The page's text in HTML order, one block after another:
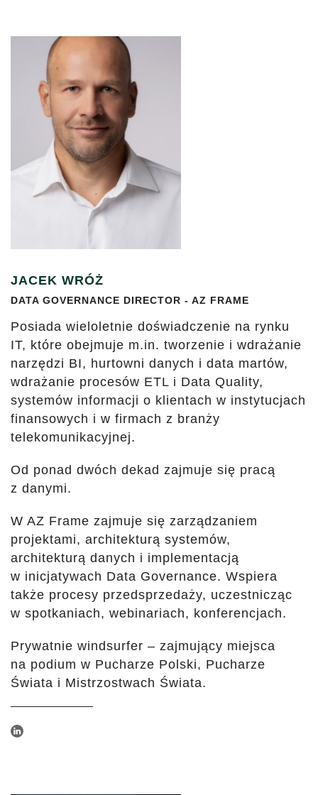
JACEK WRÓŻ
DATA GOVERNANCE DIRECTOR - AZ FRAME
Posiada wieloletnie doświadczenie na rynku
IT, które obejmuje m.in. tworzenie i wdrażanie
narzędzi BI, hurtowni danych i data martów,
wdrażanie procesów ETL i Data Quality,
systemów informacji o klientach w instytucjach
finansowych i w firmach z branży
telekomunikacyjnej.
Od ponad dwóch dekad zajmuje się pracą
z danymi.
W AZ Frame zajmuje się zarządzaniem
projektami, architekturą systemów,
architekturą danych i implementacją
w inicjatywach Data Governance. Wspiera
także procesy przedsprzedaży, uczestnicząc
w spotkaniach, webinariach, konferencjach.
Prywatnie windsurfer – zajmujący miejsca
na podium w Pucharze Polski, Pucharze
Świata i Mistrzostwach Świata.